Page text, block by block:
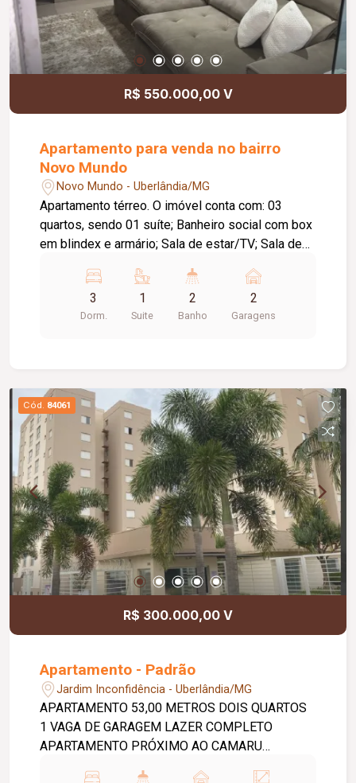
R$ 550.000,00 V
Apartamento para venda no bairro
Novo Mundo
Novo Mundo - Uberlândia/MG
Apartamento térreo. O imóvel conta com: 03
quartos, sendo 01 suíte; Banheiro social com box
em blindex e armário; Sala de estar/TV; Sala de
Lavanderia com cobertura retrátil (sistema abre e
fecha) e móveis planejados; Corredor externo
privativo; 02 vagas de garagem cobertas; Móveis
Informações complementares: Prédio com
apenas 04 moradores; Não possui escadas.
3
Dorm.
1
Suite
2
Banho
2
Garagens
Cód. 84061
R$ 300.000,00 V
Apartamento - Padrão
Jardim Inconfidência - Uberlândia/MG
APARTAMENTO 53,00 METROS DOIS QUARTOS
1 VAGA DE GARAGEM LAZER COMPLETO
APARTAMENTO PRÓXIMO AO CAMARU